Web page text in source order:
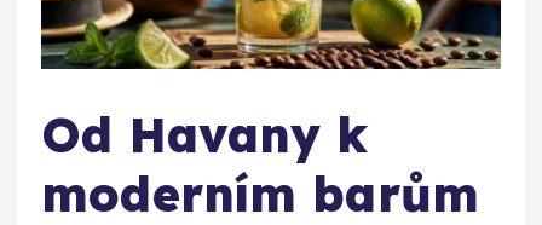
Od Havany k
moderním barům